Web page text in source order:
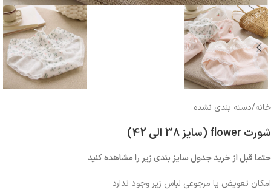
خانه/دسته بندی نشده
شورت flower (سایز 38 الی 42)
حتما قبل از خرید جدول سایز بندی زیر را مشاهده کنید
امکان تعویض یا مرجوعی لباس زیر وجود ندارد